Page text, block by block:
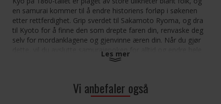
en samurai kommer til å endre historiens forløp i søkenen
etter rettferdighet. Grip sverdet til Sakamoto Ryoma, og dra
til Kyoto for å finne den som drepte faren din, renvaske deg
selv for mordanklagene og gjenvinne æren din. Når du gjør
dette, vil du avslutte samuraiepoken for alltid og endre hele
Japans fremtid. Trekk sverdet, lad revolveren, og bli med i
Utgivelsesdato: 21. februar 2023
Les mer
Vi anbefaler også